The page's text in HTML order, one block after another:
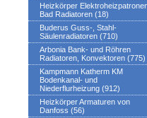
Heizkörper
Bad Radiatoren (18)
Buderus Guss-, Stahl-
Säulenradiatoren (710)
Arbonia Bank- und Röhren
Radiatoren, Konvektoren (775)
Kampmann Katherm KM
Bodenkanal- und
Niederflurheizung (912)
Heizkörper Armaturen von
Danfoss (56)